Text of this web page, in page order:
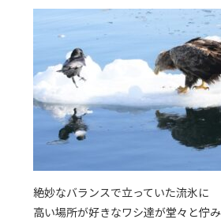
絶妙なバランスで立っていた流氷に
高い場所が好きなワシ達が堂々と佇み